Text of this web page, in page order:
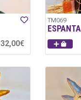
32,00€
TM069